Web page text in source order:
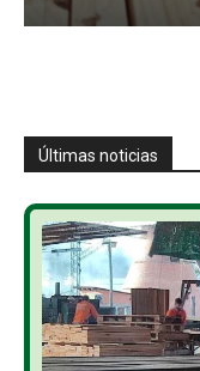
Últimas noticias